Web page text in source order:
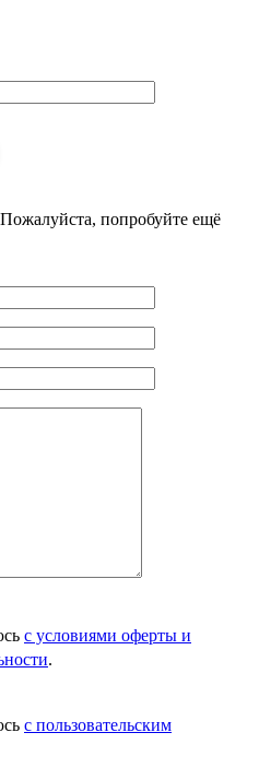
попробуйте ещё
с условиями оферты и
.
с пользовательским